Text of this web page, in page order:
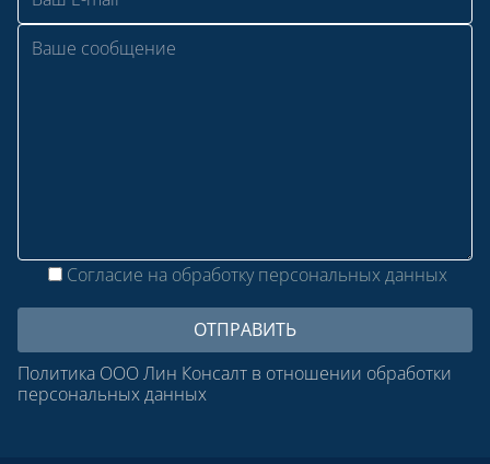
Согласие на обработку персональных данных
Политика ООО Лин Консалт в отношении обработки
персональных данных